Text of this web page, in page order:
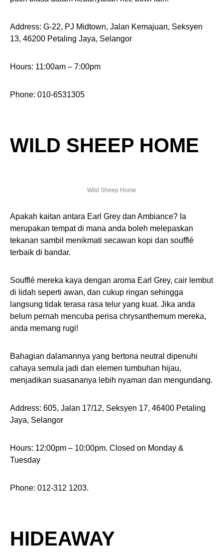
Address: G-22, PJ Midtown, Jalan Kemajuan, Seksyen
13, 46200 Petaling Jaya, Selangor
Hours: 11:00am – 7:00pm
Phone: 010-6531305
WILD SHEEP HOME
Wild Sheep Home
Apakah kaitan antara Earl Grey dan Ambiance? Ia
merupakan tempat di mana anda boleh melepaskan
tekanan sambil menikmati secawan kopi dan soufflé
terbaik di bandar.
Soufflé mereka kaya dengan aroma Earl Grey, cair lembut
di lidah seperti awan, dan cukup ringan sehingga
langsung tidak terasa rasa telur yang kuat. Jika anda
belum pernah mencuba perisa chrysanthemum mereka,
anda memang rugi!
Bahagian dalamannya yang bertona neutral dipenuhi
cahaya semula jadi dan elemen tumbuhan hijau,
menjadikan suasananya lebih nyaman dan mengundang.
Address: 605, Jalan 17/12, Seksyen 17, 46400 Petaling
Jaya, Selangor
Hours: 12:00pm – 10:00pm. Closed on Monday &
Tuesday
Phone: 012-312 1203.
HIDEAWAY